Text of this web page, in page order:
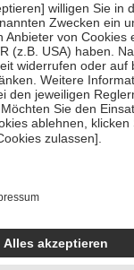
an bei:
bis zum
und
dass es sich um
hc/de/articles/
wurden unter